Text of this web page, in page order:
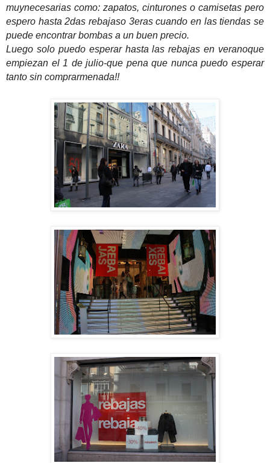
muynecesarias como: zapatos, cinturones o camisetas pero
espero hasta 2das rebajaso 3eras cuando en las tiendas se
puede encontrar bombas a un buen precio.
Luego solo puedo esperar hasta las rebajas en veranoque
empiezan el 1 de julio-que pena que nunca puedo esperar
tanto sin comprarmenada!!